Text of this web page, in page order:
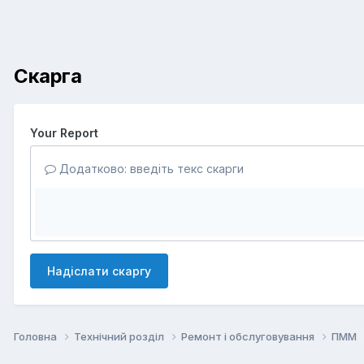
Скарга
Your Report
Додатково: введіть текс скарги
Надіслати скаргу
Головна Технічний розділ Ремонт і обслуговування ПММ